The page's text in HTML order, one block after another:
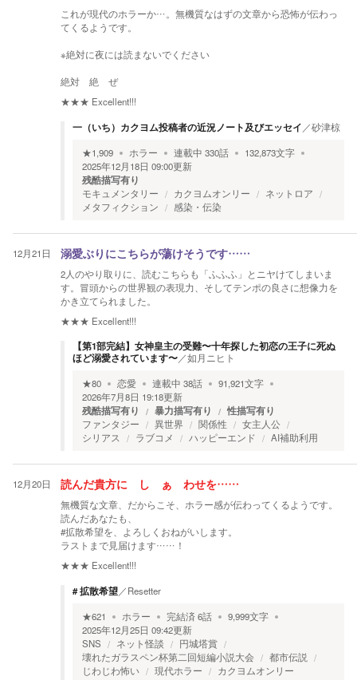
これが現代のホラーか…。無機質なはずの文章から恐怖が伝わっ
てくるようです。
※絶対に夜には読まないでください
絶対 絶 ぜ
★★★ Excellent!!!
一（いち）カクヨム投稿者の近況ノート及びエッセイ ／砂津椋
★1,909 ホラー 連載中 330話 132,873文字
2025年12月18日 09:00更新
残酷描写有り
モキュメンタリー カクヨムオンリー
ネットロア
メタフィクション
感染・伝染
12月21日 溺愛ぶりにこちらが蕩けそうです……
2人のやり取りに、読むこちらも「ふふふ」とニヤけてしまいま
す。冒頭からの世界観の表現力、そしてテンポの良さに想像力を
かき立てられました。
★★★ Excellent!!!
【第1部完結】女神皇主の受難〜十年探した初恋の王子に死ぬ
ほど溺愛されています〜／如月ニヒト
★80 恋愛 連載中 38話 91,921文字
2026年7月8日 19:18更新
残酷描写有り 暴力描写有り 性描写有り
ファンタジー 異世界 関係性
女主人公
シリアス
ラブコメ ハッピーエンド AI補助利用
12月20日 読んだ貴方に し ぁ わせを……
無機質な文章、だからこそ、ホラー感が伝わってくるようです。
読んだあなたも、
#拡散希望を、よろしくおねがいします。
ラストまで見届けます……！
★★★ Excellent!!!
# 拡散希望／Resetter
★621 ホラー 完結済6話 9,999文字
2025年12月25日 09:42更新
SNS
ネット怪談
円城塔賞
壊れたガラスペン杯第二回短編小説大会
都市伝説
じわじわ怖い
現代ホラー カクヨムオンリー